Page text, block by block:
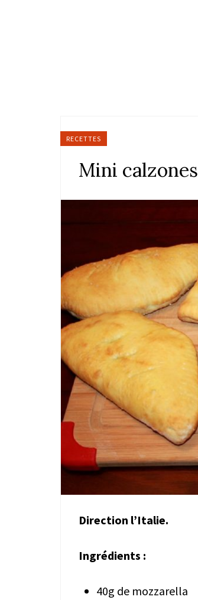
RECETTES
Mini calzones
Direction l’Italie.
Ingrédients :
40g de mozzarella